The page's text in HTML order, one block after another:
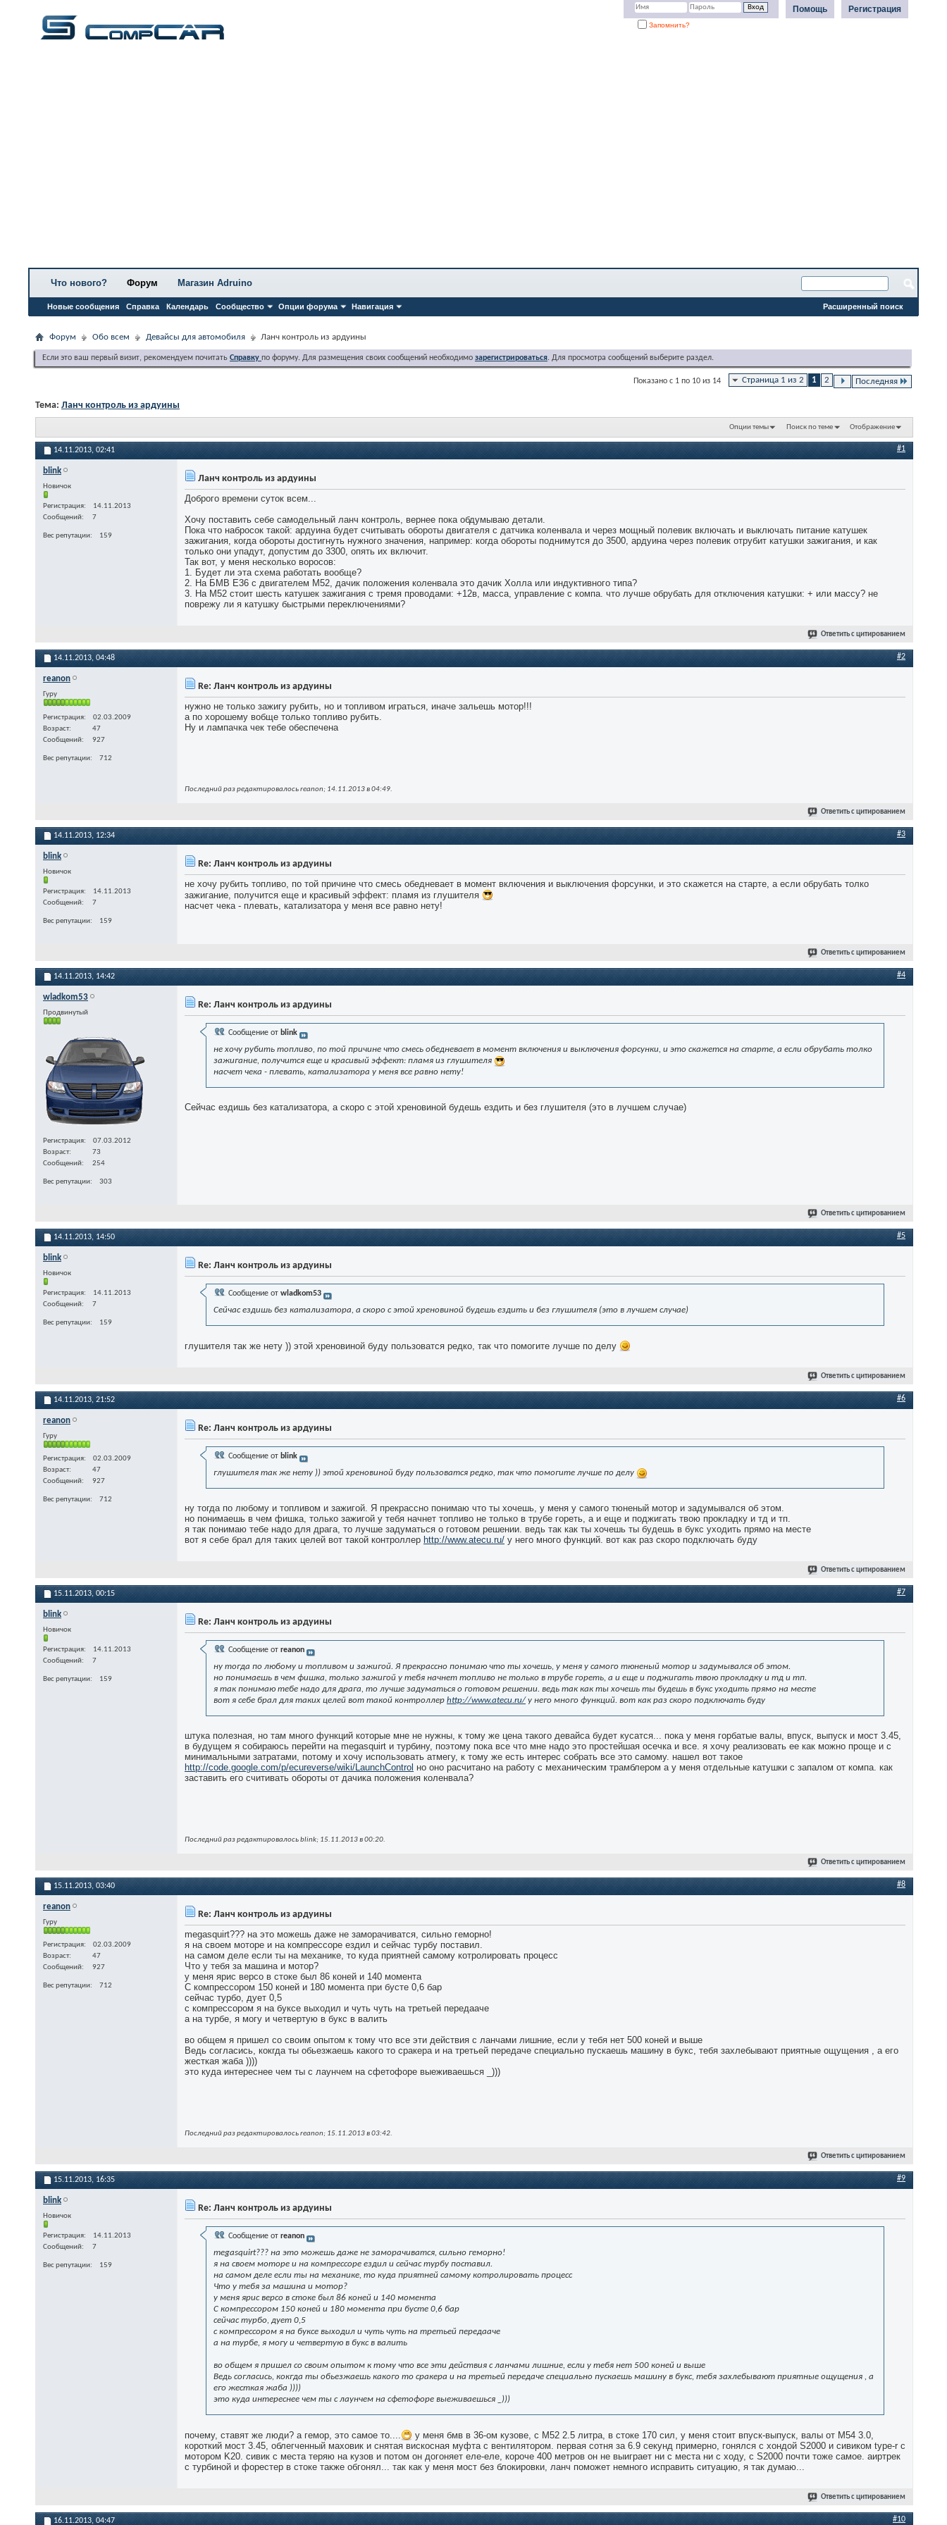
Регистрация
Помощь
Запомнить?
Что нового? Форум
Новые сообщения Справка Календарь Сообщество Опции форума Навигация
Магазин Adruino
Расширенный поиск
Форум Обо всем Девайсы для автомобиля Ланч контроль из ардуины
Если это ваш первый визит, рекомендуем почитать Справку по форуму. Для размещения своих сообщений необходимо зарегистрироваться. Для просмотра сообщений выберите раздел.
Страница 1 из 2 1 2 Последняя
Показано с 1 по 10 из 14
Тема: Ланч контроль из ардуины
Опции темы Поиск по теме Отображение
14.11.2013, 02:41 #1
blink
Новичок
Регистрация
14.11.2013
Сообщений
7
Вес репутации 159
Ланч контроль из ардуины
Доброго времени суток всем...
Хочу поставить себе самодельный ланч контроль, вернее пока обдумываю детали.
Пока что набросок такой: ардуина будет считывать обороты двигателя с датчика коленвала и через мощный полевик включать и выключать питание катушек
зажигания, когда обороты достигнуть нужного значения, например: когда обороты поднимутся до 3500, ардуина через полевик отрубит катушки зажигания, и как
только они упадут, допустим до 3300, опять их включит.
Так вот, у меня несколько воросов:
1. Будет ли эта схема работать вообще?
2. На БМВ Е36 с двигателем М52, дачик положения коленвала это дачик Холла или индуктивного типа?
3. На М52 стоит шесть катушек зажигания с тремя проводами: +12в, масса, управление с компа. что лучше обрубать для отключения катушки: + или массу? не
поврежу ли я катушку быстрыми переключениями?
Ответить с цитированием
14.11.2013, 04:48 #2
reanon
Гуру
Регистрация
02.03.2009
Возраст
47
Сообщений
927
Вес репутации 712
Re: Ланч контроль из ардуины
нужно не только зажигу рубить, но и топливом играться, иначе зальешь мотор!!!
а по хорошему вобще только топливо рубить.
Ну и лампачка чек тебе обеспечена
Последний раз редактировалось reanon; 14.11.2013 в04:49.
Ответить с цитированием
14.11.2013, 12:34 #3
blink
Новичок
Регистрация
14.11.2013
Сообщений
7
Вес репутации 159
Re: Ланч контроль из ардуины
не хочу рубить топливо, по той причине что смесь обедневает в момент включения и выключения форсунки, и это скажется на старте, а если обрубать толко
зажигание, получится еще и красивый эффект: пламя из глушителя
насчет чека - плевать, катализатора у меня все равно нету!
Ответить с цитированием
14.11.2013, 14:42 #4
wladkom53
Продвинутый
Регистрация
07.03.2012
Возраст
73
Сообщений
254
Вес репутации 303
Re: Ланч контроль из ардуины
Сообщение от blink
не хочу рубить топливо, по той причине что смесь обедневает в момент включения и выключения форсунки, и это скажется на старте, а если обрубать толко
зажигание, получится еще и красивый эффект: пламя из глушителя
насчет чека - плевать, катализатора у меня все равно нету!
Сейчас ездишь без катализатора, а скоро с этой хреновиной будешь ездить и без глушителя (это в лучшем случае)
Ответить с цитированием
14.11.2013, 14:50 #5
blink
Новичок
Регистрация
14.11.2013
Сообщений
7
Вес репутации 159
Re: Ланч контроль из ардуины
Сообщение от wladkom53
Сейчас ездишь без катализатора, а скоро с этой хреновиной будешь ездить и без глушителя (это в лучшем случае)
глушителя так же нету )) этой хреновиной буду пользоватся редко, так что помогите лучше по делу
Ответить с цитированием
14.11.2013, 21:52 #6
reanon
Гуру
Регистрация
02.03.2009
Возраст
47
Сообщений
927
Вес репутации 712
Re: Ланч контроль из ардуины
Сообщение от blink
глушителя так же нету )) этой хреновиной буду пользоватся редко, так что помогите лучше по делу
ну тогда по любому и топливом и зажигой. Я прекрассно понимаю что ты хочешь, у меня у самого тюненый мотор и задумывался об этом.
но понимаешь в чем фишка, только зажигой у тебя начнет топливо не только в трубе гореть, а и еще и поджигать твою прокладку и тд и тп.
я так понимаю тебе надо для драга, то лучше задуматься о готовом решении. ведь так как ты хочешь ты будешь в букс уходить прямо на месте
вот я себе брал для таких целей вот такой контроллер http://www.atecu.ru/ у него много функций. вот как раз скоро подключать буду
Ответить с цитированием
15.11.2013, 00:15 #7
blink
Новичок
Регистрация
14.11.2013
Сообщений
7
Вес репутации 159
Re: Ланч контроль из ардуины
Сообщение от reanon
ну тогда по любому и топливом и зажигой. Я прекрассно понимаю что ты хочешь, у меня у самого тюненый мотор и задумывался об этом.
но понимаешь в чем фишка, только зажигой у тебя начнет топливо не только в трубе гореть, а и еще и поджигать твою прокладку и тд и тп.
я так понимаю тебе надо для драга, то лучше задуматься о готовом решении. ведь так как ты хочешь ты будешь в букс уходить прямо на месте
вот я себе брал для таких целей вот такой контроллер http://www.atecu.ru/у него много функций. вот как раз скоро подключать буду
штука полезная, но там много функций которые мне не нужны, к тому же цена такого девайса будет кусатся... пока у меня горбатые валы, впуск, выпуск и мост 3.45,
в будущем я собираюсь перейти на megasquirt и турбину, поэтому пока все что мне надо это простейшая осечка и все. я хочу реализовать ее как можно проще и с
минимальными затратами, потому и хочу использовать атмегу, к тому же есть интерес собрать все это самому. нашел вот такое
http://code.google.com/p/ecureverse/wiki/LaunchControl но оно расчитано на работу с механическим трамблером а у меня отдельные катушки с запалом от компа. как
заставить его считивать обороты от дачика положения коленвала?
Последний раз редактировалось blink; 15.11.2013 в00:20.
Ответить с цитированием
15.11.2013, 03:40 #8
reanon
Гуру
Регистрация
02.03.2009
Возраст
47
Сообщений
927
Вес репутации 712
Re: Ланч контроль из ардуины
megasquirt??? на это можешь даже не заморачиватся, сильно геморно!
я на своем моторе и на компрессоре ездил и сейчас турбу поставил.
на самом деле если ты на механике, то куда приятней самому котролировать процесс
Что у тебя за машина и мотор?
у меня ярис версо в стоке был 86 коней и 140 момента
С компрессором 150 коней и 180 момента при бусте 0,6 бар
сейчас турбо, дует 0,5
с компрессором я на буксе выходил и чуть чуть на третьей передааче
а на турбе, я могу и четвертую в букс в валить
во общем я пришел со своим опытом к тому что все эти действия с ланчами лишние, если у тебя нет 500 коней и выше
Ведь согласись, кокгда ты обьезжаешь какого то сракера и на третьей передаче специально пускаешь машину в букс, тебя захлебывают приятные ощущения , а его
жесткая жаба ))))
это куда интереснее чем ты с лаунчем на сфетофоре выеживаешься _)))
Последний раз редактировалось reanon; 15.11.2013 в03:42.
Ответить с цитированием
15.11.2013, 16:35 #9
blink
Новичок
Регистрация
14.11.2013
Сообщений
7
Вес репутации 159
Re: Ланч контроль из ардуины
Сообщение от reanon
megasquirt??? на это можешь даже не заморачиватся, сильно геморно!
я на своем моторе и на компрессоре ездил и сейчас турбу поставил.
на самом деле если ты на механике, то куда приятней самому котролировать процесс
Что у тебя за машина и мотор?
у меня ярис версо в стоке был 86 коней и 140 момента
С компрессором 150 коней и 180 момента при бусте 0,6 бар
сейчас турбо, дует 0,5
с компрессором я на буксе выходил и чуть чуть на третьей передааче
а на турбе, я могу и четвертую в букс в валить
во общем я пришел со своим опытом к тому что все эти действия с ланчами лишние, если у тебя нет 500 коней и выше
Ведь согласись, кокгда ты обьезжаешь какого то сракера и на третьей передаче специально пускаешь машину в букс, тебя захлебывают приятные ощущения , а
его жесткая жаба ))))
это куда интереснее чем ты с лаунчем на сфетофоре выеживаешься _)))
почему, ставят же люди? а гемор, это самое то....
у меня бмв в 36-ом кузове, с М52 2.5 литра, в стоке 170 сил, у меня стоит впуск-выпуск, валы от М54 3.0,
короткий мост 3.45, облегченный маховик и снятая вискосная муфта с вентилятором. первая сотня за 6.9 секунд примерно, гонялся с хондой S2000 и сивиком type-r c
мотором K20. сивик с места теряю на кузов и потом он догоняет еле-еле, короче 400 метров он не выиграет ни с места ни с ходу, с S2000 почти тоже самое. аиртрек
с турбиной и форестер в стоке также обгонял... так как у меня мост без блокировки, ланч поможет немного исправить ситуацию, я так думаю...
Ответить с цитированием
16.11.2013, 04:47 #10